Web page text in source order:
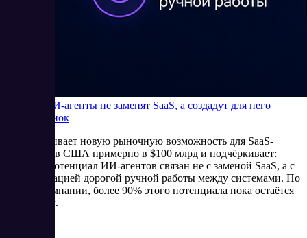
Почему ИИ-агенты не заменят SaaS, а создадут для него
новый рынок
Bain оценивает новую рыночную возможность для SaaS-
компаний в США примерно в $100 млрд и подчёркивает:
главный потенциал ИИ-агентов связан не с заменой SaaS, а с
автоматизацией дорогой ручной работы между системами. По
оценке компании, более 90% этого потенциала пока остаётся
незанятым.